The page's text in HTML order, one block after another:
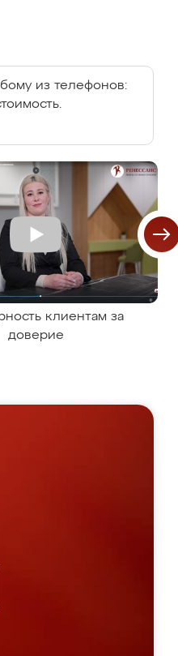
из телефонов:
клиентам за
доверие